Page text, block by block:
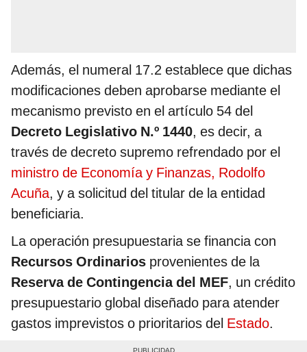
Además, el numeral 17.2 establece que dichas
modificaciones deben aprobarse mediante el
mecanismo previsto en el artículo 54 del
Decreto Legislativo N.º 1440, es decir, a
través de decreto supremo refrendado por el
ministro de Economía y Finanzas, Rodolfo
Acuña, y a solicitud del titular de la entidad
beneficiaria.
La operación presupuestaria se financia con
Recursos Ordinarios provenientes de la
Reserva de Contingencia del MEF, un crédito
presupuestario global diseñado para atender
gastos imprevistos o prioritarios del Estado.